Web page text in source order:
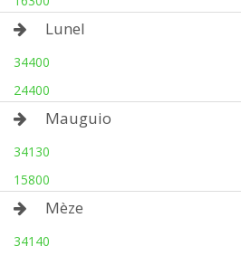
Lunel
34400
24400
Mauguio
34130
15800
Mèze
34140